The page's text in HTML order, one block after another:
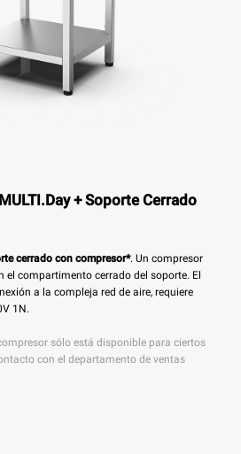
+ Soporte Cerrado
cerrado con compresor*. Un compresor
el compartimento cerrado del soporte. El
a la compleja red de aire, requiere
1N.
sólo está disponible para ciertos
con el departamento de ventas